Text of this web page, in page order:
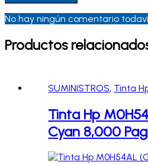
No hay ningún comentario
Productos
SUMINISTROS, Tinta
Tinta Hp
Cyan 8,000